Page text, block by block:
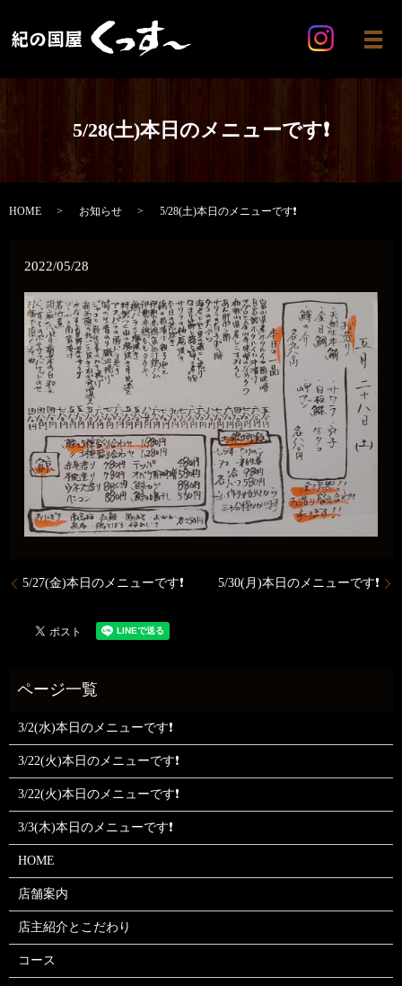
メ
5/28(土)本日のメニューです❗
HOME お知らせ 5/28(土)本日のメニューです❗
2022/05/28
5/27(金)本日のメニューです❗ 5/30(月)本日のメニューです❗
3/2(水)本日のメニューです❗
3/22(火)本日のメニューです❗
3/22(火)本日のメニューです❗
3/3(木)本日のメニューです❗
HOME
店舗案内
店主紹介とこだわり
コース